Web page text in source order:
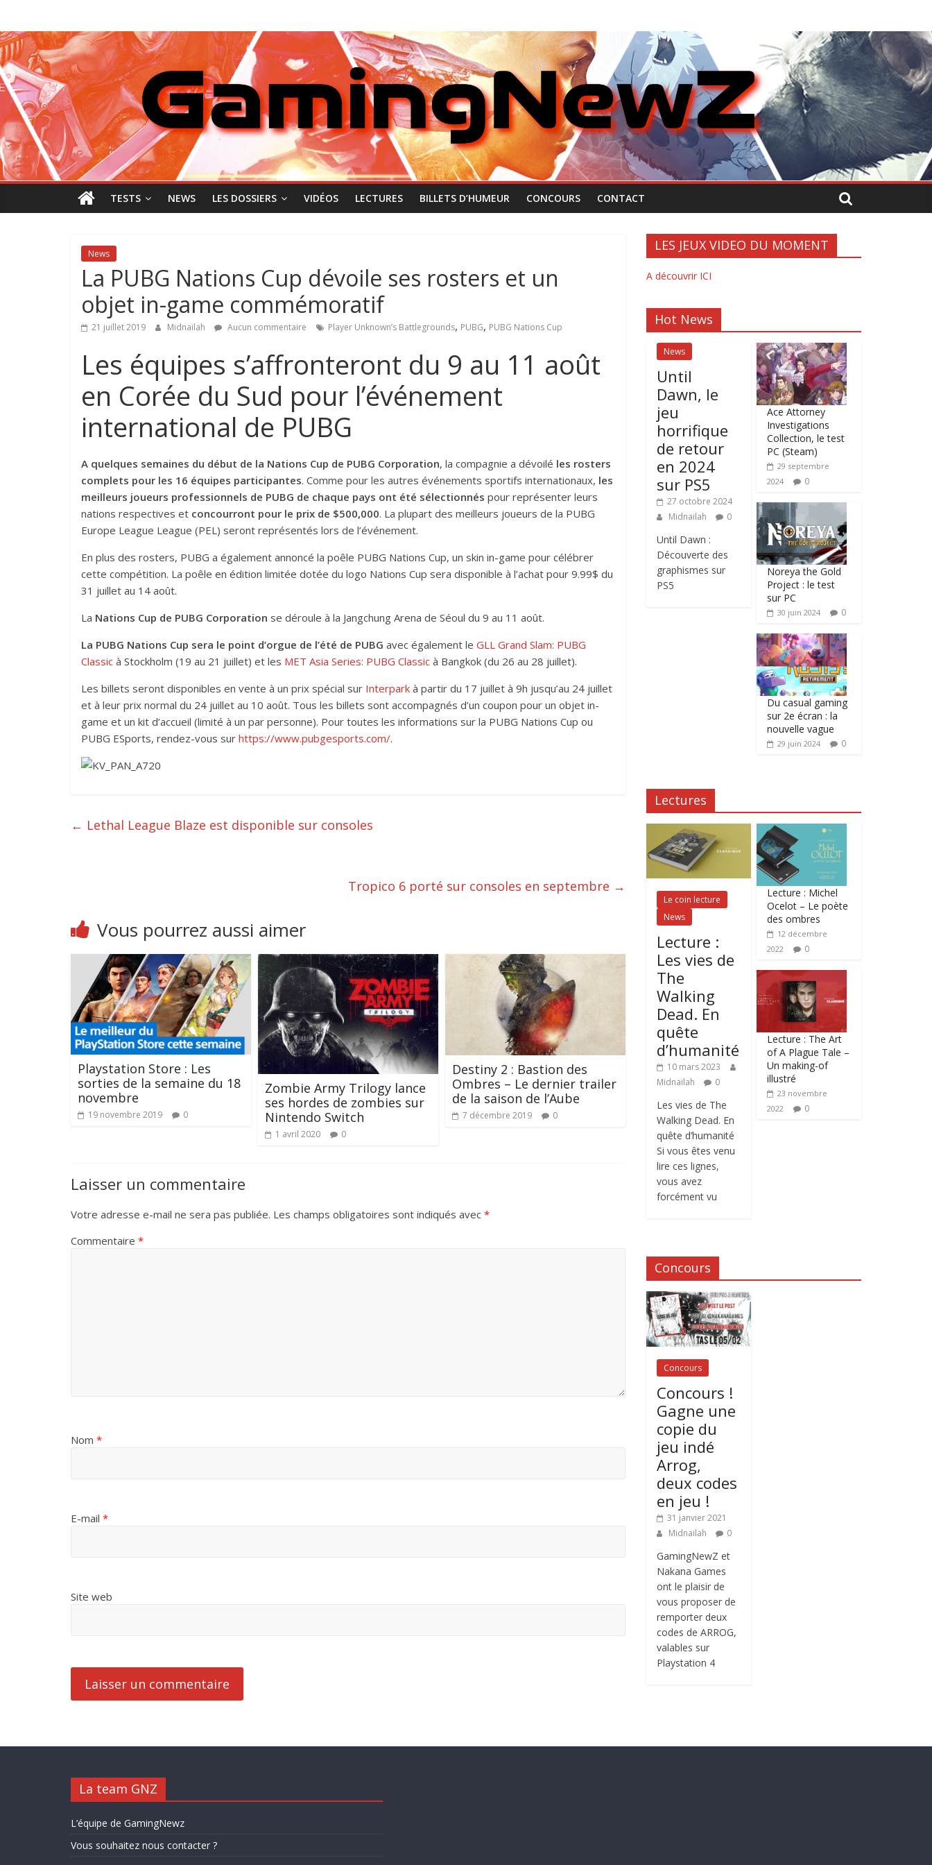
contenu
GamingNewZ
Tests
et
Actu
des
jeux
vidéo
TESTS NEWS LES DOSSIERS VIDÉOS LECTURES BILLETS D’HUMEUR CONCOURS CONTACT
News
La PUBG Nations Cup dévoile ses rosters et un
objet in-game commémoratif
21 juillet 2019 Midnailah Aucun commentaire Player Unknown’s Battlegrounds, PUBG, PUBG Nations Cup
Les équipes s’affronteront du 9 au 11 août
en Corée du Sud pour l’événement
international de PUBG
A quelques semaines du début de la Nations Cup de PUBG Corporation, la compagnie a dévoilé les rosters
complets pour les 16 équipes participantes. Comme pour les autres événements sportifs internationaux, les
meilleurs joueurs professionnels de PUBG de chaque pays ont été sélectionnés pour représenter leurs
nations respectives et concourront pour le prix de $500,000. La plupart des meilleurs joueurs de la PUBG
Europe League League (PEL) seront représentés lors de l’événement.
En plus des rosters, PUBG a également annoncé la poêle PUBG Nations Cup, un skin in-game pour célébrer
cette compétition. La poêle en édition limitée dotée du logo Nations Cup sera disponible à l’achat pour 9.99$ du
31 juillet au 14 août.
La Nations Cup de PUBG Corporation se déroule à la Jangchung Arena de Séoul du 9 au 11 août.
La PUBG Nations Cup sera le point d’orgue de l’été de PUBG avec également le GLL Grand Slam: PUBG
Classic à Stockholm (19 au 21 juillet) et les MET Asia Series: PUBG Classic à Bangkok (du 26 au 28 juillet).
Les billets seront disponibles en vente à un prix spécial sur Interpark à partir du 17 juillet à 9h jusqu’au 24 juillet
et à leur prix normal du 24 juillet au 10 août. Tous les billets sont accompagnés d’un coupon pour un objet in-
game et un kit d’accueil (limité à un par personne). Pour toutes les informations sur la PUBG Nations Cup ou
PUBG ESports, rendez-vous sur https://www.pubgesports.com/.
← Lethal League Blaze est disponible sur consoles
Tropico 6 porté sur consoles en septembre →
Vous pourrez aussi aimer
Playstation Store : Les
sorties de la semaine du 18
novembre
19 novembre 2019 0
Zombie Army Trilogy lance
ses hordes de zombies sur
Nintendo Switch
1 avril 2020 0
Destiny 2 : Bastion des
Ombres – Le dernier trailer
de la saison de l’Aube
7 décembre 2019 0
Laisser un commentaire
Votre adresse e-mail ne sera pas publiée. Les champs obligatoires sont indiqués avec *
Commentaire *
Nom *
E-mail *
Site web
LES JEUX VIDEO DU MOMENT
A découvrir ICI
Hot News
News
Until
Dawn, le
jeu
horrifique
de retour
en 2024
sur PS5
27 octobre 2024
Midnailah
0
Until Dawn :
Découverte des
graphismes sur
PS5
Ace Attorney
Investigations
Collection, le test
PC (Steam)
29 septembre
2024
0
Noreya the Gold
Project : le test
sur PC
30 juin 2024 0
Du casual gaming
sur 2e écran : la
nouvelle vague
29 juin 2024 0
Lectures
Le coin lecture
News
Lecture :
Les vies de
The
Walking
Dead. En
quête
d’humanité
10 mars 2023
Midnailah
0
Les vies de The
Walking Dead. En
quête d’humanité
Si vous êtes venu
lire ces lignes,
vous avez
forcément vu
Lecture : Michel
Ocelot – Le poète
des ombres
12 décembre
2022
0
Lecture : The Art
of A Plague Tale –
Un making-of
illustré
23 novembre
2022
0
Concours
Concours
Concours !
Gagne une
copie du
jeu indé
Arrog,
deux codes
en jeu !
31 janvier 2021
Midnailah
0
GamingNewZ et
Nakana Games
ont le plaisir de
vous proposer de
remporter deux
codes de ARROG,
valables sur
Playstation 4
La team GNZ
L’équipe de GamingNewz
Vous souhaitez nous contacter ?